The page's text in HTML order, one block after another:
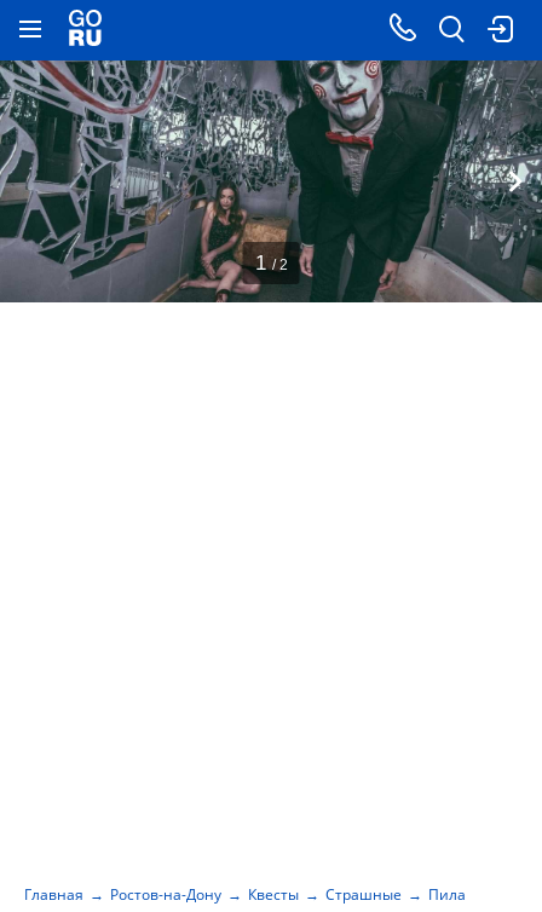
Главная Ростов-на-Дону Квесты Страшные Пила
1 / 2